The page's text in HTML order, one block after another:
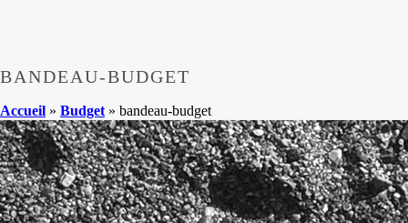
BANDEAU-BUDGET
Accueil » Budget » bandeau-budget